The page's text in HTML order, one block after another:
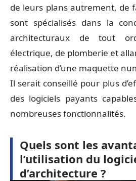
de leurs plans autrement, de
sont spécialisés dans la
architecturaux de tout
électrique, de plomberie et
réalisation d’une maquette
Il serait conseillé pour plus
des logiciels payants
nombreuses fonctionnalités.
Quels sont les
l’utilisation du
d’architecture ?